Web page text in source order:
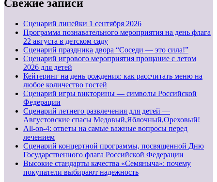
Свежие записи
Cценарий линейки 1 сентября 2026
Программа познавательного мероприятия на день флага
22 августа в детском саду
Сценарий праздника двора “Соседи — это сила!”
Сценарий игрового мероприятия прощание с летом
2026 для детей
Кейтеринг на день рождения: как рассчитать меню на
любое количество гостей
Сценарий игры викторины — символы Российской
Федерации
Сценарий летнего развлечения для детей —
Августовские спасы Медовый,Яблочный,Ореховый!
All-on-4: ответы на самые важные вопросы перед
лечением
Сценарий концертной программы, посвященной Дню
Государственного флага Российской Федерации
Высокие стандарты качества «Семяныча»: почему
покупатели выбирают надежность